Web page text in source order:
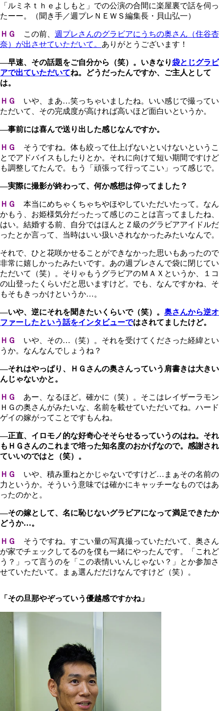
「ルミネｔｈｅよしもと」での公演の合間に楽屋裏で話を伺っ
たーー。（聞き手／週プレＮＥＷＳ編集長・貝山弘一）
ＨＧ この前、 週プレさんのグラビアにうちの奥さん（住谷杏
奈）が出させていただいて。 ありがとうございます！
―早速、その話題をご自分から（笑）。いきなり袋とじグラビ
アで出ていただいてね。どうだったんですか、ご主人として
は。
ＨＧ
いや、まあ…笑っちゃいましたね。いい感じで撮ってい
ただいて、その完成度が高ければ高いほど面白いというか。
―事前には喜んで送り出した感じなんですか。
ＨＧ
そうですね。体も絞って仕上げないといけないというこ
とでアドバイスもしたりとか。それに向けて短い期間ですけど
も調整してたんで。もう「頑張って行ってこい」って感じで。
―実際に撮影が終わって、何か感想は仰ってました？
ＨＧ
本当にめちゃくちゃちやほやしていただいたって。なん
かもう、お姫様気分だったって感じのことは言ってましたね、
はい。結婚する前、自分ではほんとＺ級のグラビアアイドルだ
ったとか言って、当時はいい扱いされなかったみたいなんで。
それで、ひと花咲かせることができなかった思いもあったので
非常に嬉しかったみたいです。あの週プレさんで袋に閉じてい
ただいて（笑）。そりゃもうグラビアのＭＡＸというか、１コ
の山登ったくらいだと思いますけど。でも、なんですかね、そ
もそもきっかけというか…。
―いや、逆にそれを聞きたいくらいで（笑）。 奥さんから逆オ
ファーしたという話をインタビューではされてましたけど。
ＨＧ
いや、その…（笑）。それを受けてくださった経緯とい
うか。なんなんでしょうね？
―それはやっぱり、ＨＧさんの奥さんっていう肩書きは大きい
んじゃないかと。
ＨＧ あー、なるほど。確かに（笑）。そこはレイザーラモン
ＨＧの奥さんがみたいな、名前を載せていただいてね。ハード
ゲイの嫁がってことですもんね。
―正直、イロモノ的な好奇心そそらせるっていうのはね。それ
もＨＧさんのこれまで培った知名度のおかげなので。感謝され
ていいのではと（笑）。
ＨＧ いや、積み重ねとかじゃないですけど…まぁその名前の
力というか。そういう意味では確かにキャッチーなものではあ
ったのかと。
―その嫁として、名に恥じないグラビアになって満足できたか
どうか…。
ＨＧ
そうですね。すごい量の写真撮っていただいて、奥さん
が家でチェックしてるのを僕も一緒にやったんです。「これど
う？」って言うのを「この表情いいんじゃない？」とか参加さ
せていただいて。まぁ選んだだけなんですけど（笑）。
「その旦那やぞっていう優越感ですかね」